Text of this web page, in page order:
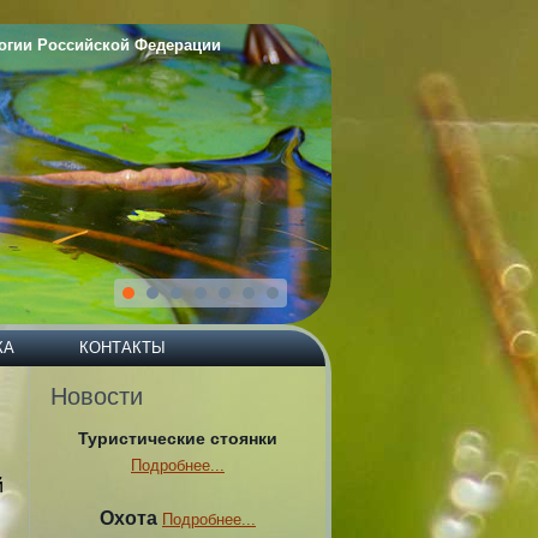
Российской Федерации
КОНТАКТЫ
Новости
Туристические стоянки
Подробнее...
Охота Подробнее...